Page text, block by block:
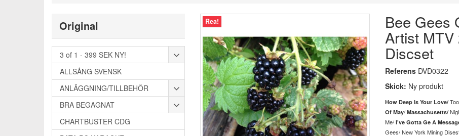
Original
3 of 1 - 399 SEK NY!
ALLSÅNG SVENSK
ANLÄGGNING/TILLBEHÖR
BRA BEGAGNAT
CHARTBUSTER CDG
Rea! Bee Gees
Artist MTV
Discset
Referens DVD0322
Skick: Ny produkt
How Deep Is Your Love/
Of May/Massachusetts/
Me/I've Gotta Ge A
Gees/New York Mining